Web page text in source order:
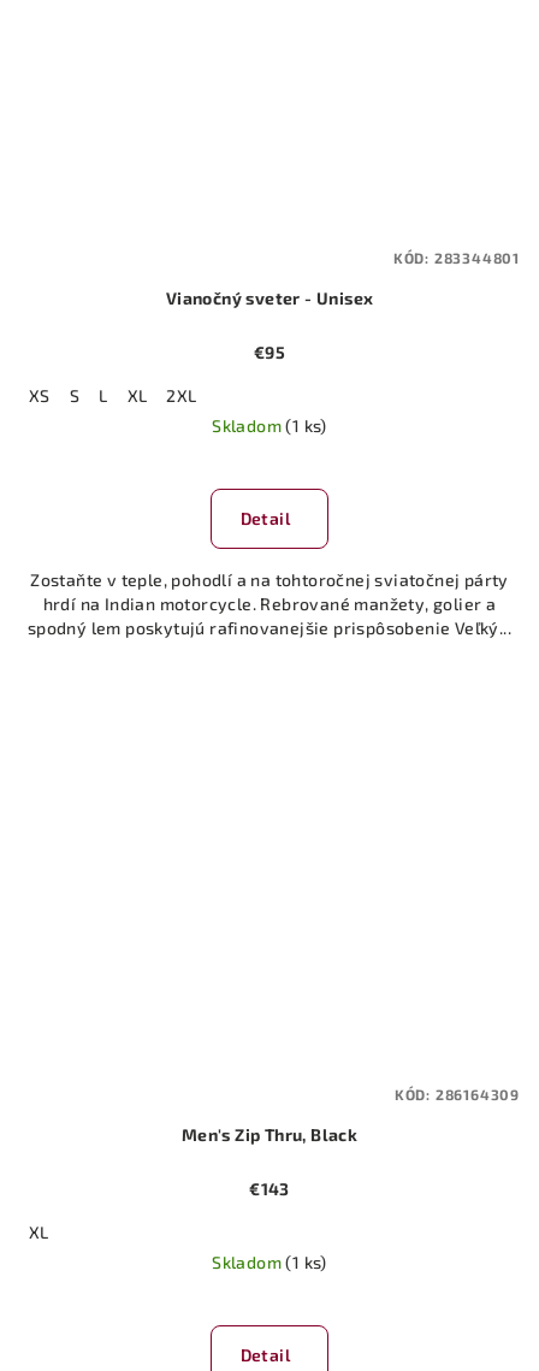
Vianočný sveter - Unisex
€95
XS S L XL
2XL
Skladom(1 ks)
Detail
Zostaňte v teple, pohodlí a na tohtoročnej sviatočnej párty
hrdí na Indian motorcycle. Rebrované manžety, golier a
spodný lem poskytujú rafinovanejšie prispôsobenie Veľký...
KÓD: 283344801
Men's Zip Thru, Black
€143
XL
Skladom(1 ks)
Detail
KÓD: 286164309